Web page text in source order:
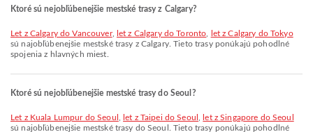
Ktoré sú nejobľúbenejšie mestské trasy z Calgary?
let z Calgary do Vancouver, let z Calgary do Toronto
let z Calgary do Tokyo
sú najobľúbenejšie mestské trasy z Calgary. Tieto trasy ponúkajú pohodlné
spojenia z hlavných miest.
Ktoré sú nejobľúbenejšie mestské trasy do Seoul?
let z Kuala Lumpur do Seoul let z Taipei do Seoul
let z Singapore do Seoul
sú najobľúbenejšie mestské trasy do Seoul. Tieto trasy ponúkajú pohodlné